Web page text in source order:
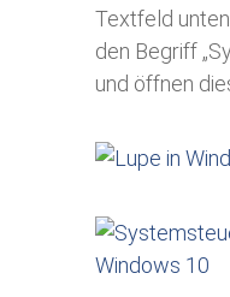
Textfeld
den Begriff
und öffnen